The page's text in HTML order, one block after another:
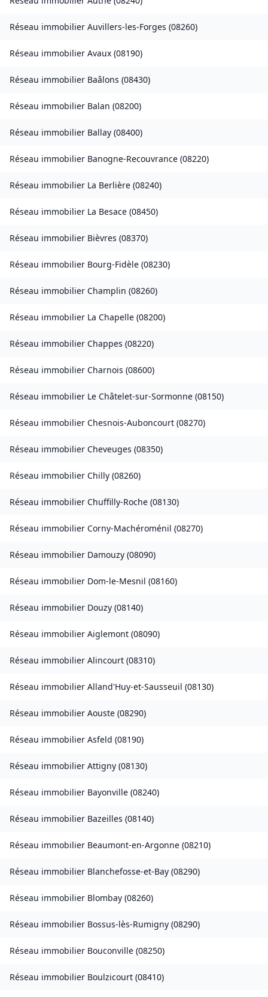
Réseau immobilier Auvillers-les-Forges (08260)
Réseau immobilier Avaux (08190)
Réseau immobilier Baâlons (08430)
Réseau immobilier Balan (08200)
Réseau immobilier Ballay (08400)
Réseau immobilier Banogne-Recouvrance (08220)
Réseau immobilier La Berlière (08240)
Réseau immobilier La Besace (08450)
Réseau immobilier Bièvres (08370)
Réseau immobilier Bourg-Fidèle (08230)
Réseau immobilier Champlin (08260)
Réseau immobilier La Chapelle (08200)
Réseau immobilier Chappes (08220)
Réseau immobilier Charnois (08600)
Réseau immobilier Le Châtelet-sur-Sormonne (08150)
Réseau immobilier Chesnois-Auboncourt (08270)
Réseau immobilier Cheveuges (08350)
Réseau immobilier Chilly (08260)
Réseau immobilier Chuffilly-Roche (08130)
Réseau immobilier Corny-Machéroménil (08270)
Réseau immobilier Damouzy (08090)
Réseau immobilier Dom-le-Mesnil (08160)
Réseau immobilier Douzy (08140)
Réseau immobilier Aiglemont (08090)
Réseau immobilier Alincourt (08310)
Réseau immobilier Alland'Huy-et-Sausseuil (08130)
Réseau immobilier Aouste (08290)
Réseau immobilier Asfeld (08190)
Réseau immobilier Attigny (08130)
Réseau immobilier Bayonville (08240)
Réseau immobilier Bazeilles (08140)
Réseau immobilier Beaumont-en-Argonne (08210)
Réseau immobilier Blanchefosse-et-Bay (08290)
Réseau immobilier Blombay (08260)
Réseau immobilier Bossus-lès-Rumigny (08290)
Réseau immobilier Bouconville (08250)
Réseau immobilier Boulzicourt (08410)